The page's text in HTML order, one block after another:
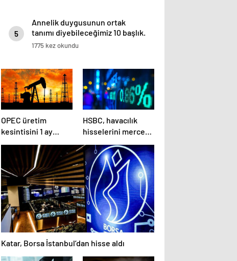
5
Annelik duygusunun ortak
tanımı diyebileceğimiz 10 başlık.
1775 kez okundu
OPEC üretim
kesintisini 1 ay
HSBC, havacılık
hisselerini mercek
Katar, Borsa İstanbul’dan hisse aldı